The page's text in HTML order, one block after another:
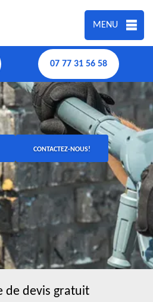
MENU
07 77 31 56 58
CONTACTEZ-NOUS!
de devis gratuit